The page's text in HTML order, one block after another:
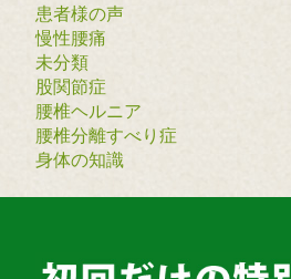
患者様の声
慢性腰痛
未分類
股関節症
腰椎ヘルニア
腰椎分離すべり症
身体の知識